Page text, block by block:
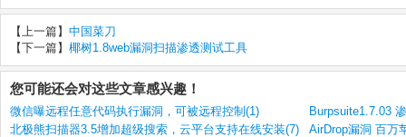
【上一篇】 中国菜刀
【下一篇】 椰树1.8web漏洞扫描渗透测试工具
您可能还会对这些文章感兴趣！
微信曝远程任意代码执行漏洞，可被远程控制(1)
Burpsuite1.7.03
北极熊扫描器3.5增加超级搜索，云平台支持在线安装(7)
AirDrop漏洞 百万